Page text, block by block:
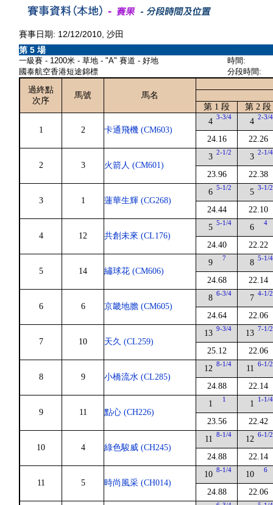
賽事日期: 12/12/2010, 沙田
第 5 場
一級賽 - 1200米 - 草地 - "A" 賽道 - 好地
國泰航空香港短途錦標
時間:
分段時間:
過終點
次序
馬號
馬名
第 1 段
第 2 段
1 2 卡通飛機 (CM603)
4 3-3/4
24.16
4 2-3/4
22.26
2 3 火箭人 (CM601)
3 2-1/2
23.96
3 2-1/4
22.38
3 1 蓮華生輝 (CG268)
6 5-1/2
24.44
5 3-1/2
22.10
4 12 共創未來 (CL176)
5 5-1/4
24.40
6 4
22.22
5 14 繡球花 (CM606)
9 7
24.68
8 5-1/4
22.14
6 6 京畿地膽 (CM605)
8 6-3/4
24.64
7 4-1/2
22.06
7 10 天久 (CL259)
13 9-3/4
25.12
13 7-1/2
22.06
8 9 小橋流水 (CL285)
12 8-1/4
24.88
11 6-1/2
22.14
9 11 點心 (CH226)
1 1
23.56
1 1-1/4
22.42
10 4 綠色駿威 (CH245)
11 8-1/4
24.88
12 6-1/2
22.14
11 5 時尚風采 (CH014)
10 8-1/4
24.88
10 6
22.06